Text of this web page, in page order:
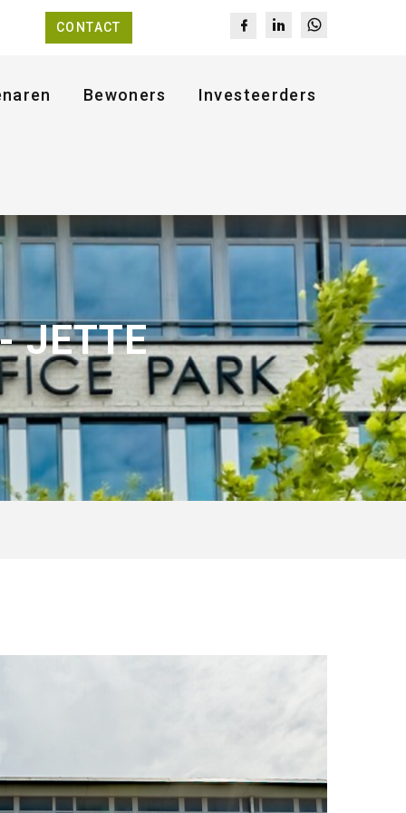
CONTACT
Bewoners Investeerders
JETTE